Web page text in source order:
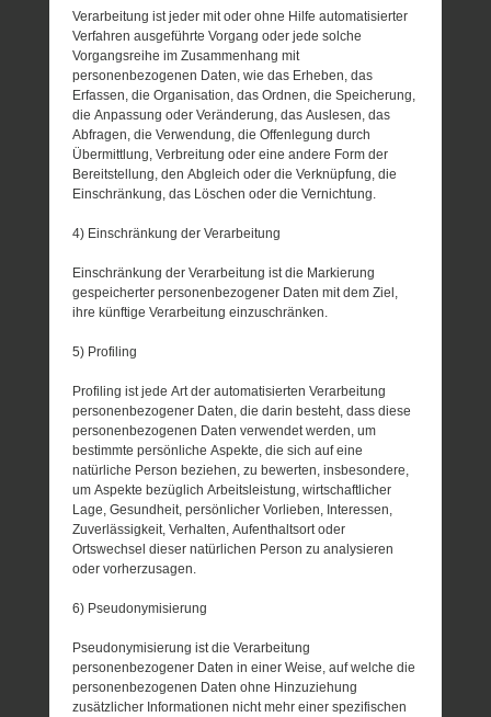
Verarbeitung ist jeder mit oder ohne Hilfe automatisierter
Verfahren ausgeführte Vorgang oder jede solche
Vorgangsreihe im Zusammenhang mit
personenbezogenen Daten, wie das Erheben, das
Erfassen, die Organisation, das Ordnen, die Speicherung,
die Anpassung oder Veränderung, das Auslesen, das
Abfragen, die Verwendung, die Offenlegung durch
Übermittlung, Verbreitung oder eine andere Form der
Bereitstellung, den Abgleich oder die Verknüpfung, die
Einschränkung, das Löschen oder die Vernichtung.
4) Einschränkung der Verarbeitung
Einschränkung der Verarbeitung ist die Markierung
gespeicherter personenbezogener Daten mit dem Ziel,
ihre künftige Verarbeitung einzuschränken.
5) Profiling
Profiling ist jede Art der automatisierten Verarbeitung
personenbezogener Daten, die darin besteht, dass diese
personenbezogenen Daten verwendet werden, um
bestimmte persönliche Aspekte, die sich auf eine
natürliche Person beziehen, zu bewerten, insbesondere,
um Aspekte bezüglich Arbeitsleistung, wirtschaftlicher
Lage, Gesundheit, persönlicher Vorlieben, Interessen,
Zuverlässigkeit, Verhalten, Aufenthaltsort oder
Ortswechsel dieser natürlichen Person zu analysieren
oder vorherzusagen.
6) Pseudonymisierung
Pseudonymisierung ist die Verarbeitung
personenbezogener Daten in einer Weise, auf welche die
personenbezogenen Daten ohne Hinzuziehung
zusätzlicher Informationen nicht mehr einer spezifischen